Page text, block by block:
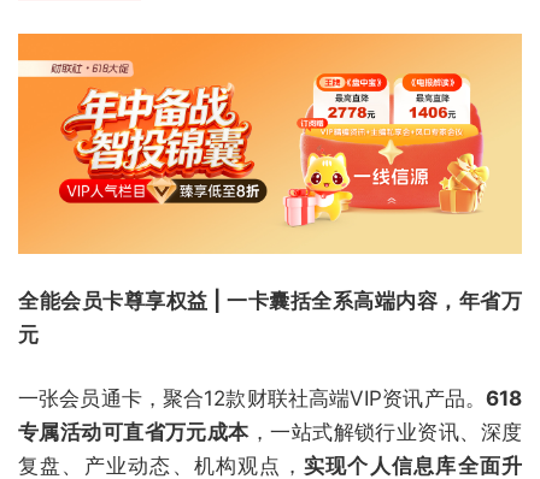
全能会员卡尊享权益 | 一卡囊括全系高端内容，年省万
元
一张会员通卡，聚合12款财联社高端VIP资讯产品。 618
专属活动可直省万元成本，一站式解锁行业资讯、深度
复盘、产业动态、机构观点， 实现个人信息库全面升